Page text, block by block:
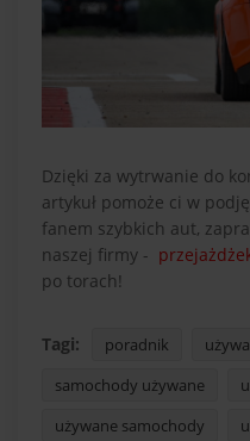
Dzięki za wytrwanie do
artykuł pomoże ci w
fanem szybkich aut,
naszej firmy -
po torach!
Tagi: poradnik
samochody używane
używane samochody